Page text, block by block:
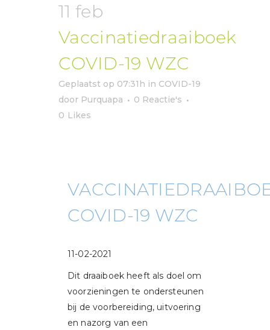
11 feb
Vaccinatiedraaiboek
COVID-19 WZC
Geplaatst op 07:31h in COVID-19
door Purquapa
0 Reactie's
0 Likes
COVID-19 WZC
11-02-2021
Dit draaiboek heeft als doel om
voorzieningen te ondersteunen
bij de voorbereiding, uitvoering
en nazorg van een